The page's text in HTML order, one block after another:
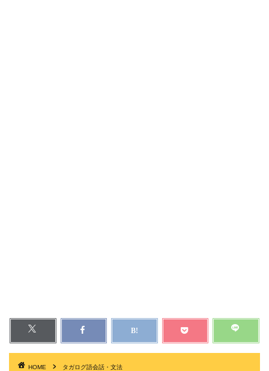
HOME
タガログ語会話・文法